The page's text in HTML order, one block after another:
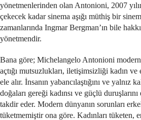
yönetmenlerinden olan Antonioni, 2007
çekecek kadar sinema aşığı müthiş bir
zamanlarında Ingmar Bergman’ın bile
yönetmendir.
Bana göre; Michelangelo Antonioni
açtığı mutsuzlukları, iletişimsizliği kadın ve
ele alır. İnsanın yabancılaştığını ve yalnız
doğaları gereği kadınsı ve güçlü
takdir eder. Modern dünyanın sorunları
tüketmemiştir ona göre. Kadınları tüketen,